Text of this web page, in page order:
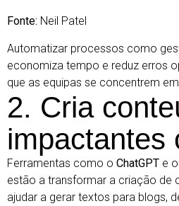
Fonte: Neil Patel
Automatizar processos como
economiza tempo e reduz erros
que as equipas se concentrem
2. Cria
impactantes
Ferramentas como o ChatGPT e
estão a transformar a criação de
ajudar a gerar textos para blogs,